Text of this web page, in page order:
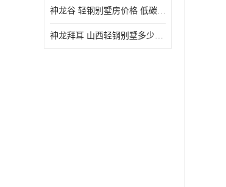
神龙谷 轻钢别墅房价格 低碳环保
神龙拜耳 山西轻钢别墅多少钱 施工快捷